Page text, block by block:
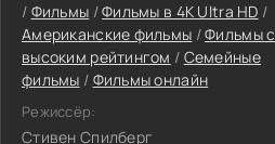
/ Фильмы /Фильмы в 4K Ultra HD /
Американские фильмы /Фильмы с
высоким рейтингом / Семейные
фильмы / Фильмы онлайн
Режиссёр:
Стивен Спилберг